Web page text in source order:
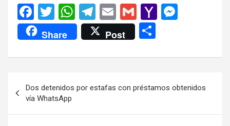
F
a
ce
b
o
k
T
wi
tt
er
W
h
at
s
p
p
T
el
e
gr
m
E
m
ail
G
m
ail
Y
o
M
ail
n
er
Share Post
m
ar
tir
de
entradas
Dos detenidos por estafas con préstamos obtenidos
vía WhatsApp